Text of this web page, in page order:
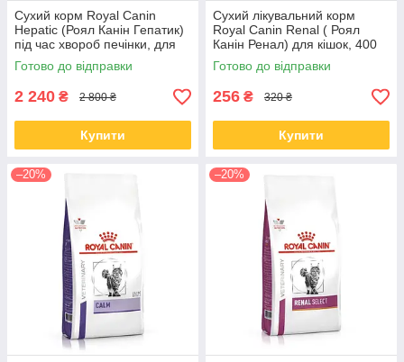
Сухий корм Royal Canin
Hepatic (Роял Канін Гепатик)
під час хвороб печінки, для
кішок, 4 КГ
Готово до відправки
2 240 ₴ 2 800 ₴
Купити
Сухий лікувальний корм
Royal Сanin Renal ( Роял
Канін Ренал) для кішок, 400
гр
Готово до відправки
256 ₴ 320 ₴
Купити
–20% –20%